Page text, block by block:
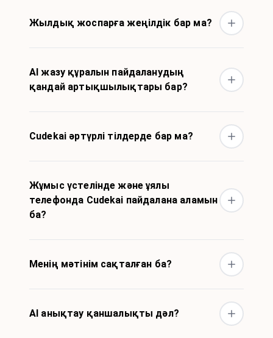
Жылдық жоспарға жеңілдік бар ма?
AI жазу құралын пайдаланудың
қандай артықшылықтары бар?
Cudekai әртүрлі тілдерде бар ма?
Жұмыс үстелінде және ұялы
телефонда Cudekai пайдалана аламын
ба?
Менің мәтінім сақталған ба?
AI анықтау қаншалықты дәл?